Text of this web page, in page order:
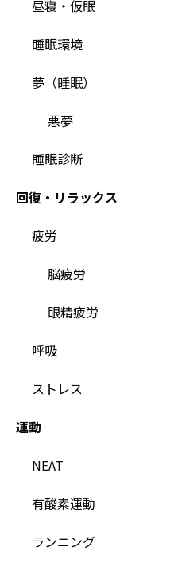
昼寝・仮眠
睡眠環境
夢（睡眠）
悪夢
睡眠診断
回復・リラックス
疲労
脳疲労
眼精疲労
呼吸
ストレス
運動
NEAT
有酸素運動
ランニング